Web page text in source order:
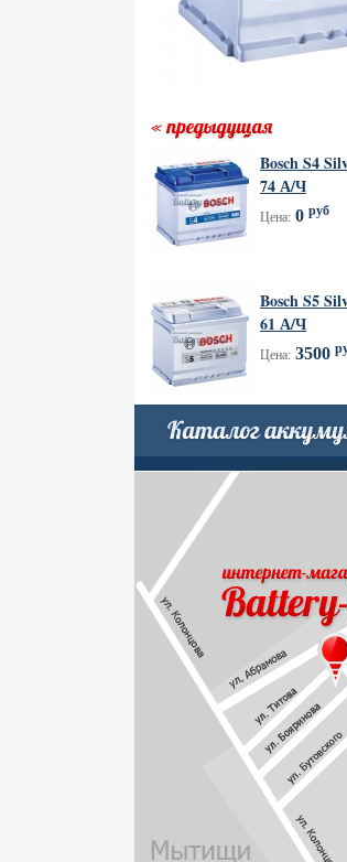
Bosch S4
74 А/Ч
Цена: 0 руб
Bosch S5
61 А/Ч
Цена: 3500